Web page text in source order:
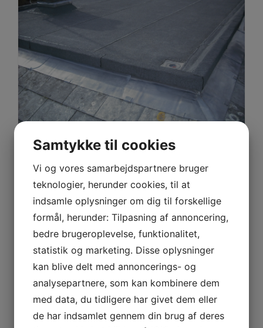
How We Manage Large
Construction Projects
Engineering
Technology is Here to Stay Lorem ipsum dolor sit
amet, consectetur adipiscing elit. Vivamus purus
nisl, elementum vitae consequat at, tristique ut
enim. Sed ut dignissim leo. Nullam sed metus id
sapien faucibus rhoncus sed at magna. Nullam
Samtykke til cookies
Vi og vores samarbejdspartnere bruger
teknologier, herunder cookies, til at
indsamle oplysninger om dig til forskellige
formål, herunder: Tilpasning af annoncering,
bedre brugeroplevelse, funktionalitet,
statistik og marketing. Disse oplysninger
kan blive delt med annoncerings- og
analysepartnere, som kan kombinere dem
med data, du tidligere har givet dem eller
de har indsamlet gennem din brug af deres